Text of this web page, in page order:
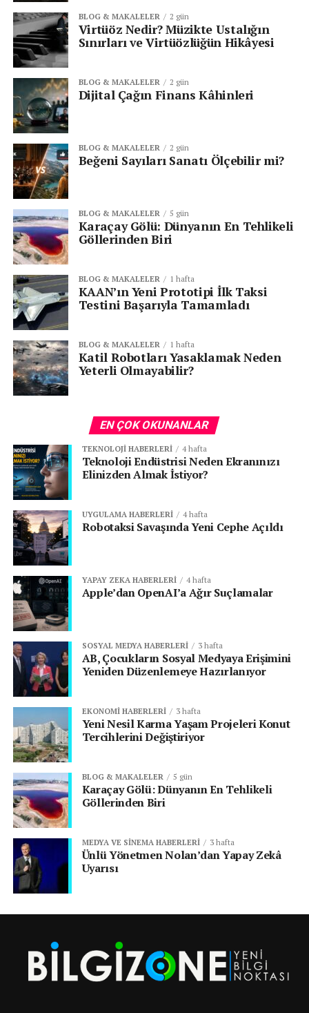
BLOG & MAKALELER 2 gün
Virtüöz Nedir? Müzikte Ustalığın
Sınırları ve Virtüözlüğün Hikâyesi
BLOG & MAKALELER 2 gün
Dijital Çağın Finans Kâhinleri
BLOG & MAKALELER 2 gün
Beğeni Sayıları Sanatı Ölçebilir mi?
BLOG & MAKALELER 5 gün
Karaçay Gölü: Dünyanın En Tehlikeli
Göllerinden Biri
BLOG & MAKALELER 1 hafta
KAAN’ın Yeni Prototipi İlk Taksi
Testini Başarıyla Tamamladı
BLOG & MAKALELER 1 hafta
Katil Robotları Yasaklamak Neden
Yeterli Olmayabilir?
EN ÇOK OKUNANLAR
TEKNOLOJI HABERLERI 4 hafta
Teknoloji Endüstrisi Neden Ekranınızı
Elinizden Almak İstiyor?
UYGULAMA HABERLERI 4 hafta
Robotaksi Savaşında Yeni Cephe Açıldı
YAPAY ZEKA HABERLERI 4 hafta
Apple’dan OpenAI’a Ağır Suçlamalar
SOSYAL MEDYA HABERLERI 3 hafta
AB, Çocukların Sosyal Medyaya Erişimini
Yeniden Düzenlemeye Hazırlanıyor
EKONOMI HABERLERI 3 hafta
Yeni Nesil Karma Yaşam Projeleri Konut
Tercihlerini Değiştiriyor
BLOG & MAKALELER 5 gün
Karaçay Gölü: Dünyanın En Tehlikeli
Göllerinden Biri
MEDYA VE SINEMA HABERLERI 3 hafta
Ünlü Yönetmen Nolan’dan Yapay Zekâ
Uyarısı